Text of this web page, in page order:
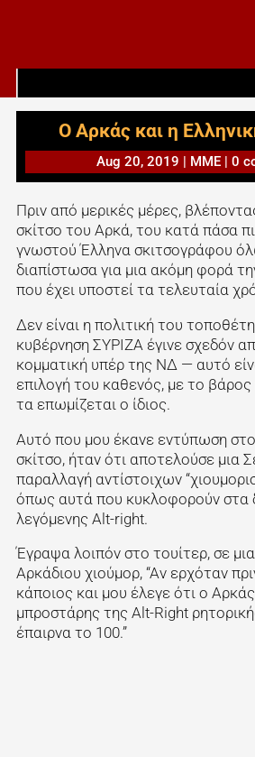
Ο Αρκάς και η
Aug 20, 2019 | ΜΜΕ| 0
Πριν από μερικές μέρες,
σκίτσο του Αρκά, του κατά πάσα
γνωστού Έλληνα σκιτσογράφου
διαπίστωσα για μια ακόμη φορά
που έχει υποστεί τα τελευταία
Δεν είναι η πολιτική του
κυβέρνηση ΣΥΡΙΖΑ έγινε σχεδόν
κομματική υπέρ της ΝΔ — αυτό
επιλογή του καθενός, με το βάρος
τα επωμίζεται ο ίδιος.
Αυτό που μου έκανε εντύπωση στο
σκίτσο, ήταν ότι αποτελούσε μια
παραλλαγή αντίστοιχων
όπως αυτά που κυκλοφορούν στα
λεγόμενης Alt-right.
Έγραψα λοιπόν στο τουίτερ, σε
Αρκάδιου χιούμορ, “Αν ερχόταν
κάποιος και μου έλεγε ότι ο
μπροστάρης της Alt-Right
έπαιρνα το 100.”